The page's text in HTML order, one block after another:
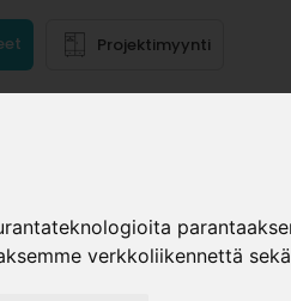
verkkoliikennettä
Projektimyynti